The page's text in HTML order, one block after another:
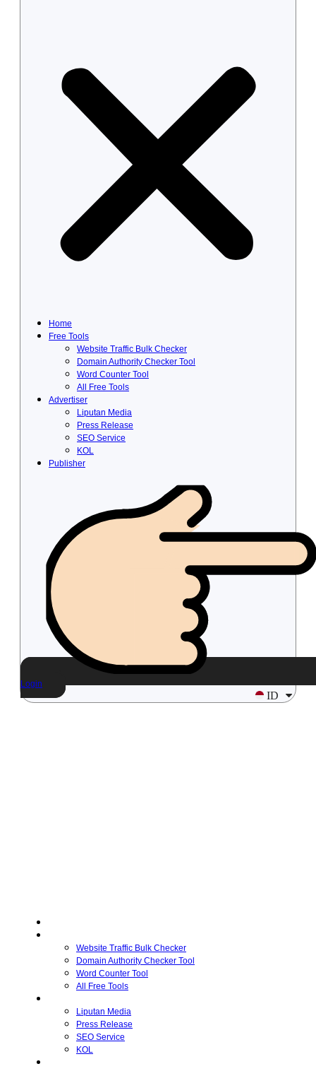
Home
Free Tools
Website Traffic Bulk Checker
Domain Authority Checker Tool
Word Counter Tool
All Free Tools
Advertiser
Liputan Media
Press Release
SEO Service
KOL
Publisher
Login
ID
Website Traffic Bulk Checker
Domain Authority Checker Tool
Word Counter Tool
All Free Tools
Liputan Media
Press Release
SEO Service
KOL